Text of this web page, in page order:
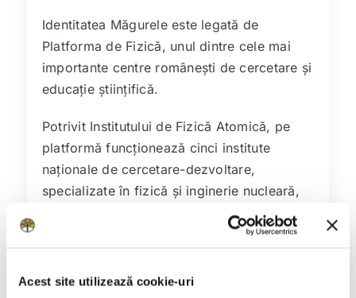
Acest site utilizează cookie-uri
Identitatea Măgurele este legată de
Platforma de Fizică, unul dintre cele mai
importante centre românești de cercetare și
educație științifică.
Potrivit Institutului de Fizică Atomică, pe
platformă funcționează cinci institute
naționale de cercetare-dezvoltare,
specializate în fizică și inginerie nucleară,
laseri și plasmă, fizica materialelor, fizica